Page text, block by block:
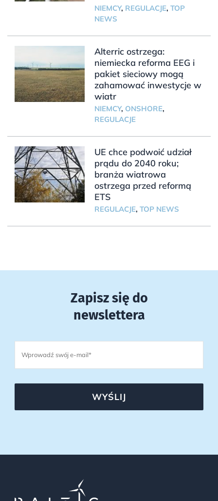
NIEMCY, REGULACJE, TOP
NEWS
Alterric ostrzega:
niemiecka reforma EEG i
pakiet sieciowy mogą
zahamować inwestycje w
wiatr
NIEMCY, ONSHORE,
REGULACJE
UE chce podwoić udział
prądu do 2040 roku;
branża wiatrowa
ostrzega przed reformą
ETS
REGULACJE, TOP NEWS
Zapisz się do
newslettera
WYŚLIJ